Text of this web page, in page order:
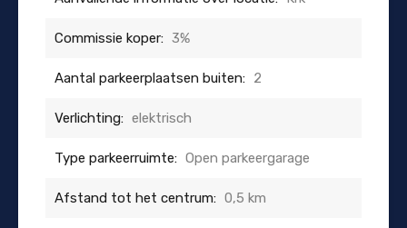
Commissie koper: 3%
Aantal parkeerplaatsen buiten: 2
Verlichting: elektrisch
Type parkeerruimte: Open parkeergarage
Afstand tot het centrum: 0,5 km